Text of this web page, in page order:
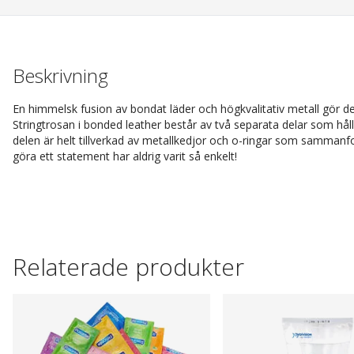
Beskrivning
En himmelsk fusion av bondat läder och högkvalitativ metall gör
Stringtrosan i bonded leather består av två separata delar som
delen är helt tillverkad av metallkedjor och o-ringar som
göra ett statement har aldrig varit så enkelt!
Relaterade produkter